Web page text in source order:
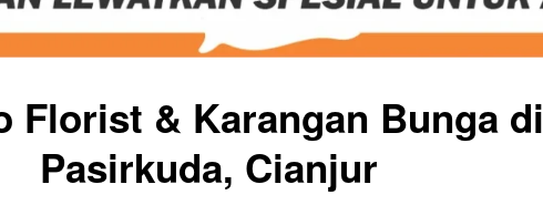
Florist & Karangan Bunga di
Pasirkuda, Cianjur